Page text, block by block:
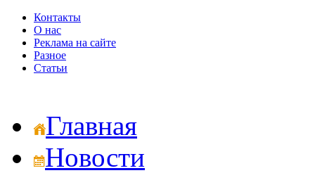
Контакты
О нас
Реклама на сайте
Разное
Статьи
Главная
Новости